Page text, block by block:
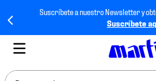
Suscríbete a nuestro Newsletter y
Suscríbete
Buscar productos